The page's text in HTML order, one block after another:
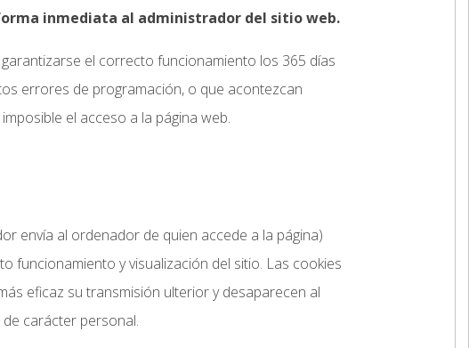
inmediata al administrador del sitio web.
el correcto funcionamiento los 365 días
errores de programación, o que acontezcan
el acceso a la página web.
envía al ordenador de quien accede a la página)
funcionamiento y visualización del sitio. Las cookies
eficaz su transmisión ulterior y desaparecen al
carácter personal.